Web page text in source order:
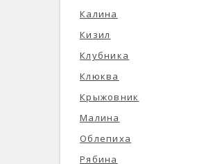
Калина
Кизил
Клубника
Клюква
Крыжовник
Малина
Облепиха
Рябина